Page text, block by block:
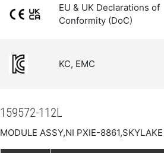
EU & UK Declarations of
Conformity (DoC)
KC, EMC
159572-112L
MODULE ASSY,NI PXIE-